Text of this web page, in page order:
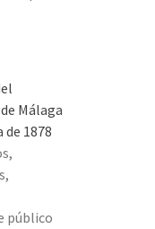
Málaga
de 1878
público